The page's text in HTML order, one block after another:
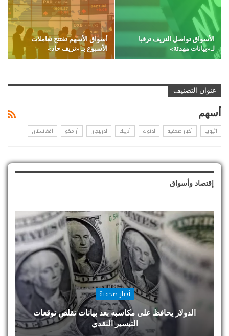
الأسواق تواصل النزيف ترقبا
لـ«بيانات مهدئة»
أسواق الأسهم تفتتح تعاملات
الأسبوع بـ «نزيف حاد»
عنوان التصنيف
أسهم
أثيوبيا أخبار صحفية أدنوك أديبك أذربيجان أرامكو أفغانستان
إقتصاد وأسواق
أخبار صحفية
الدولار يحافظ على مكاسبه بعد بيانات تقلص توقعات
التيسير النقدي